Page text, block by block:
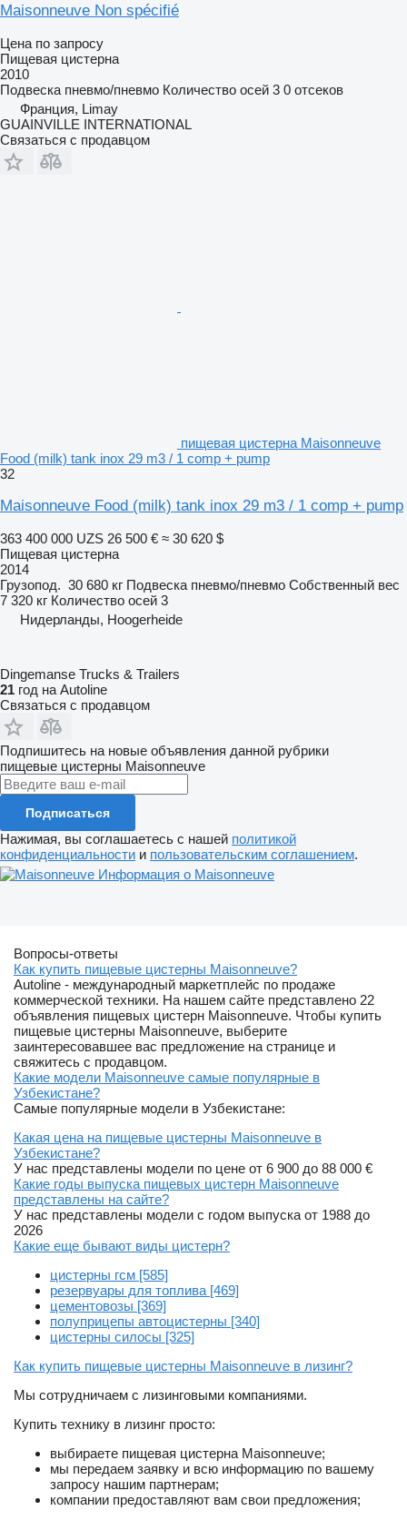
Maisonneuve Non spécifié
Цена по запросу
Пищевая цистерна
2010
Подвеска пневмо/пневмо Количество осей 3 0 отсеков
Франция, Limay
GUAINVILLE INTERNATIONAL
Связаться с продавцом
пищевая цистерна Maisonneuve
Food (milk) tank inox 29 m3 / 1 comp + pump
32
Maisonneuve Food (milk) tank inox 29 m3 / 1 comp + pump
363 400 000 UZS 26 500 € ≈ 30 620 $
Пищевая цистерна
2014
Грузопод. 30 680 кг Подвеска пневмо/пневмо Собственный вес
7 320 кг Количество осей 3
Нидерланды, Hoogerheide
Dingemanse Trucks & Trailers
21 год на Autoline
Связаться с продавцом
Подпишитесь на новые объявления данной рубрики
пищевые цистерны Maisonneuve
Подписаться
Нажимая, вы соглашаетесь с нашей политикой
конфиденциальности и пользовательским соглашением.
Информация о Maisonneuve
Вопросы-ответы
Как купить пищевые цистерны Maisonneuve?
Autoline - международный маркетплейс по продаже
коммерческой техники. На нашем сайте представлено 22
объявления пищевых цистерн Maisonneuve. Чтобы купить
пищевые цистерны Maisonneuve, выберите
заинтересовавшее вас предложение на странице и
свяжитесь с продавцом.
Какие модели Maisonneuve самые популярные в
Узбекистане?
Самые популярные модели в Узбекистане:
Какая цена на пищевые цистерны Maisonneuve в
Узбекистане?
У нас представлены модели по цене от 6 900 до 88 000 €
Какие годы выпуска пищевых цистерн Maisonneuve
представлены на сайте?
У нас представлены модели с годом выпуска от 1988 до
2026
Какие еще бывают виды цистерн?
цистерны гсм [585]
резервуары для топлива [469]
цементовозы [369]
полуприцепы автоцистерны [340]
цистерны силосы [325]
Как купить пищевые цистерны Maisonneuve в лизинг?
Мы сотрудничаем с лизинговыми компаниями.
Купить технику в лизинг просто:
выбираете пищевая цистерна Maisonneuve;
мы передаем заявку и всю информацию по вашему
запросу нашим партнерам;
компании предоставляют вам свои предложения;